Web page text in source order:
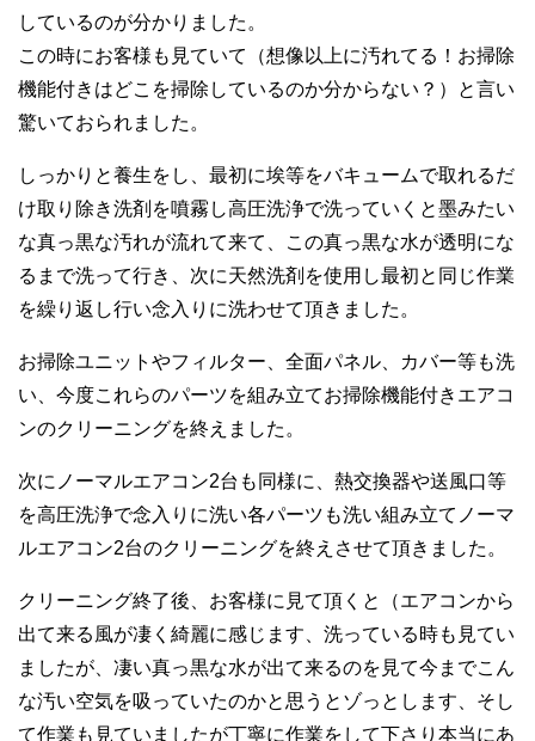
しているのが分かりました。
この時にお客様も見ていて（想像以上に汚れてる！お掃除
機能付きはどこを掃除しているのか分からない？）と言い
驚いておられました。
しっかりと養生をし、最初に埃等をバキュームで取れるだ
け取り除き洗剤を噴霧し高圧洗浄で洗っていくと墨みたい
な真っ黒な汚れが流れて来て、この真っ黒な水が透明にな
るまで洗って行き、次に天然洗剤を使用し最初と同じ作業
を繰り返し行い念入りに洗わせて頂きました。
お掃除ユニットやフィルター、全面パネル、カバー等も洗
い、今度これらのパーツを組み立てお掃除機能付きエアコ
ンのクリーニングを終えました。
次にノーマルエアコン2台も同様に、熱交換器や送風口等
を高圧洗浄で念入りに洗い各パーツも洗い組み立てノーマ
ルエアコン2台のクリーニングを終えさせて頂きました。
クリーニング終了後、お客様に見て頂くと（エアコンから
出て来る風が凄く綺麗に感じます、洗っている時も見てい
ましたが、凄い真っ黒な水が出て来るのを見て今までこん
な汚い空気を吸っていたのかと思うとゾっとします、そし
て作業も見ていましたが丁寧に作業をして下さり本当にあ